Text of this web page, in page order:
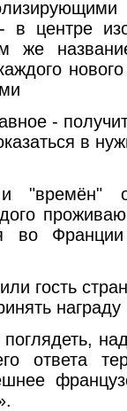
центре
же
-
в
"времён"
во
гость
ответа